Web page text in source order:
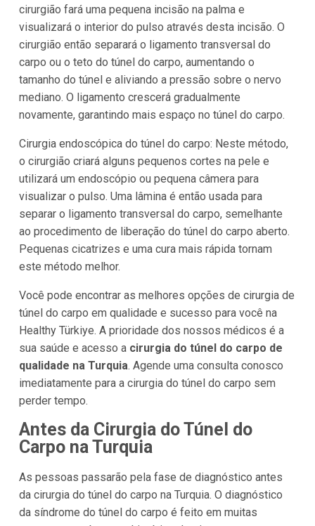
cirurgião fará uma pequena incisão na palma e
visualizará o interior do pulso através desta incisão. O
cirurgião então separará o ligamento transversal do
carpo ou o teto do túnel do carpo, aumentando o
tamanho do túnel e aliviando a pressão sobre o nervo
mediano. O ligamento crescerá gradualmente
novamente, garantindo mais espaço no túnel do carpo.
Cirurgia endoscópica do túnel do carpo: Neste método,
o cirurgião criará alguns pequenos cortes na pele e
utilizará um endoscópio ou pequena câmera para
visualizar o pulso. Uma lâmina é então usada para
separar o ligamento transversal do carpo, semelhante
ao procedimento de liberação do túnel do carpo aberto.
Pequenas cicatrizes e uma cura mais rápida tornam
este método melhor.
Você pode encontrar as melhores opções de cirurgia de
túnel do carpo em qualidade e sucesso para você na
Healthy Türkiye. A prioridade dos nossos médicos é a
sua saúde e acesso a cirurgia do túnel do carpo de
qualidade na Turquia. Agende uma consulta conosco
imediatamente para a cirurgia do túnel do carpo sem
perder tempo.
Antes da Cirurgia do Túnel do
Carpo na Turquia
As pessoas passarão pela fase de diagnóstico antes
da cirurgia do túnel do carpo na Turquia. O diagnóstico
da síndrome do túnel do carpo é feito em muitas